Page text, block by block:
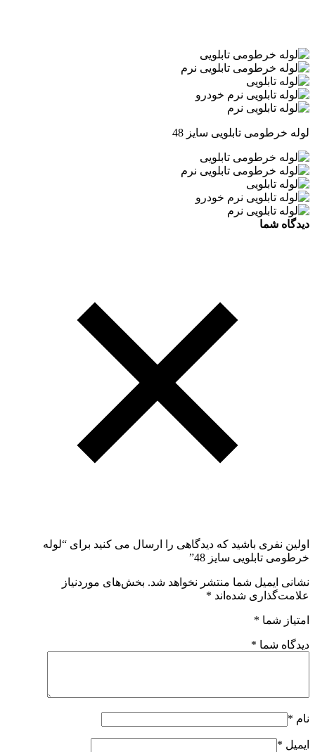
لوله خرطومی تابلویی سایز 48
دیدگاه شما
اولین نفری باشید که دیدگاهی را ارسال می کنید برای “لوله
خرطومی تابلویی سایز 48”
نشانی ایمیل شما منتشر نخواهد شد. بخش‌های موردنیاز
علامت‌گذاری شده‌اند *
امتیاز شما *
دیدگاه شما *
نام *
ایمیل *